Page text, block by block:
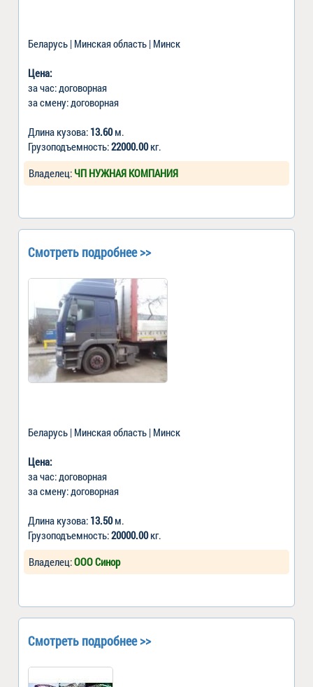
Беларусь | Минская область | Минск
Цена:
за час: договорная
за смену: договорная
Длина кузова: 13.60м.
Грузоподъемность:22000.00кг.
Владелец: ЧП НУЖНАЯ КОМПАНИЯ
Смотреть подробнее >>
Беларусь | Минская область | Минск
Цена:
за час: договорная
за смену: договорная
Длина кузова: 13.50м.
Грузоподъемность:20000.00кг.
Владелец:ООО Синор
Смотреть подробнее >>